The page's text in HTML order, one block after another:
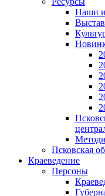
Наши
Псковская
Краеведение
Персоны